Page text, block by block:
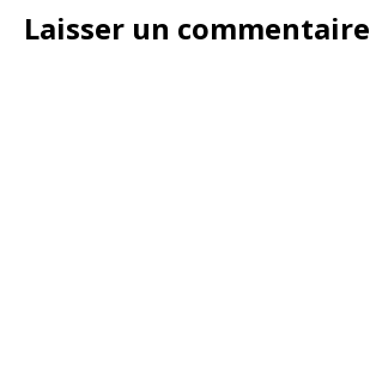
Laisser un commentaire